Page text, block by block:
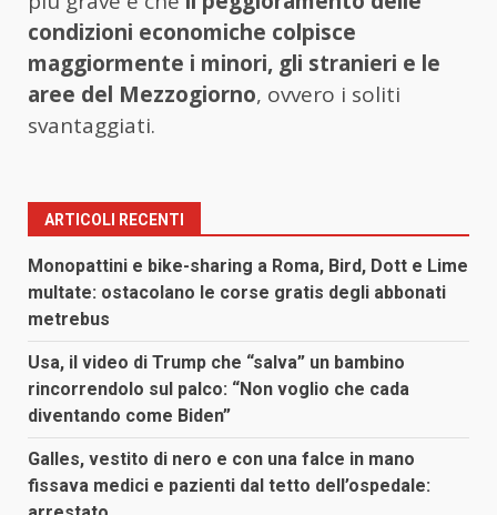
condizioni economiche colpisce
maggiormente i minori, gli stranieri e le
aree del Mezzogiorno, ovvero i soliti
svantaggiati.
ARTICOLI RECENTI
Monopattini e bike-sharing a Roma, Bird, Dott e Lime
multate: ostacolano le corse gratis degli abbonati
metrebus
Usa, il video di Trump che “salva” un bambino
rincorrendolo sul palco: “Non voglio che cada
diventando come Biden”
Galles, vestito di nero e con una falce in mano
fissava medici e pazienti dal tetto dell’ospedale: